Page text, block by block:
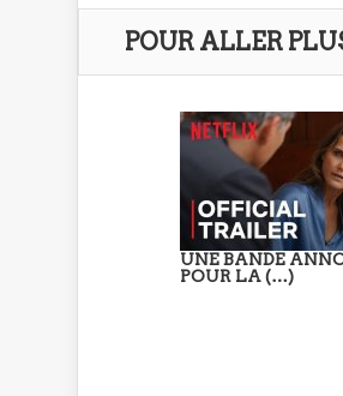
POUR ALLER
UNE BANDE
POUR LA (…)